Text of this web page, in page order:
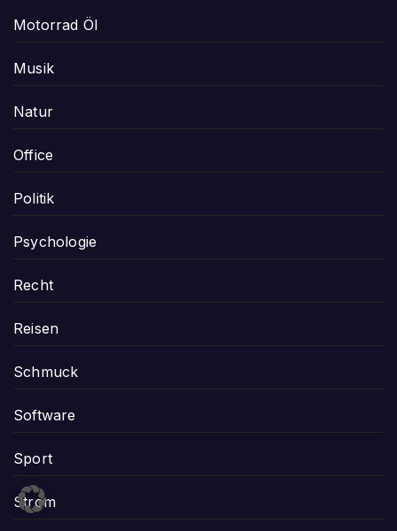
Motorrad Öl
Musik
Natur
Office
Politik
Psychologie
Recht
Reisen
Schmuck
Software
Sport
Strom